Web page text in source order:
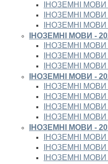
ІНОЗЕМНІ МОВИ
ІНОЗЕМНІ МОВИ
ІНОЗЕМНІ МОВИ
ІНОЗЕМНІ МОВИ -
ІНОЗЕМНІ МОВИ
ІНОЗЕМНІ МОВИ
ІНОЗЕМНІ МОВИ
ІНОЗЕМНІ МОВИ -
ІНОЗЕМНІ МОВИ
ІНОЗЕМНІ МОВИ
ІНОЗЕМНІ МОВИ
ІНОЗЕМНІ МОВИ
ІНОЗЕМНІ МОВИ -
ІНОЗЕМНІ МОВИ
ІНОЗЕМНІ МОВИ
ІНОЗЕМНІ МОВИ